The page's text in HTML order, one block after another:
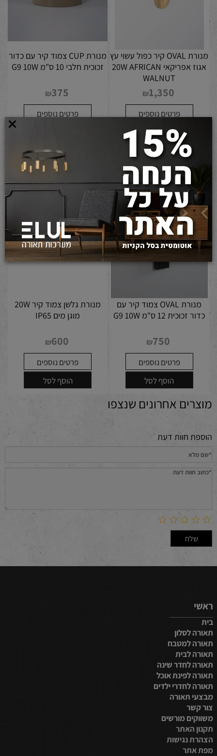
מנורת OVAL קיר כפול עשוי עץ
אגוז אפריקאי 20W AFRICAN
WALNUT
₪1,350
פרטים נוספים
הוסף לסל
מנורת CUP צמוד קיר עם כדור
זכוכית חלבי 10 ס"מ G9 10W
₪375
פרטים נוספים
מנורת OVAL צמוד קיר עם
כדור זכוכית 12 ס"מ G9 10W
₪750
פרטים נוספים
הוסף לסל
מנורת גלשן צמוד קיר 20W
מוגן מים IP65
₪600
פרטים נוספים
הוסף לסל
מוצרים אחרונים שנצפו
הוספת חוות דעת
ראשי
בית
תאורה לסלון
תאורה למטבח
תאורה לבית
תאורה לחדר שינה
תאורה לפינת אוכל
תאורה לחדרי ילדים
מבצעי תאורה
צור קשר
משווקים מורשים
תקנון האתר
הצהרת נגישות
מפת אתר